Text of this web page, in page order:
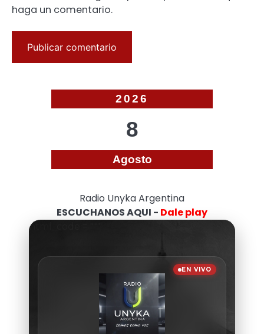
haga un comentario.
2026
8
Agosto
Radio Unyka Argentina
ESCUCHANOS AQUI - Dale play